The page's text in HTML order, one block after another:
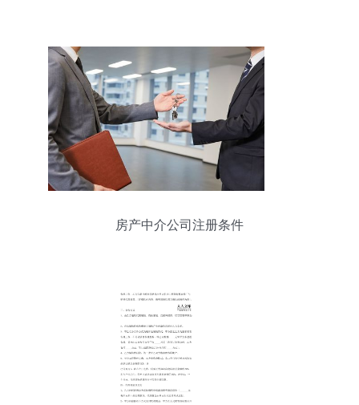
房产中介公司注册条件